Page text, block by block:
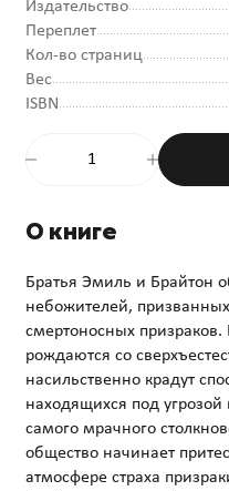
Издательство
Переплет
Кол-во страниц
Вес
ISBN
О книге
Братья Эмиль и Брайтон
небожителей,
смертоносных
рождаются со
насильственно крадут
находящихся под угрозой
самого мрачного
общество начинает
атмосфере страха